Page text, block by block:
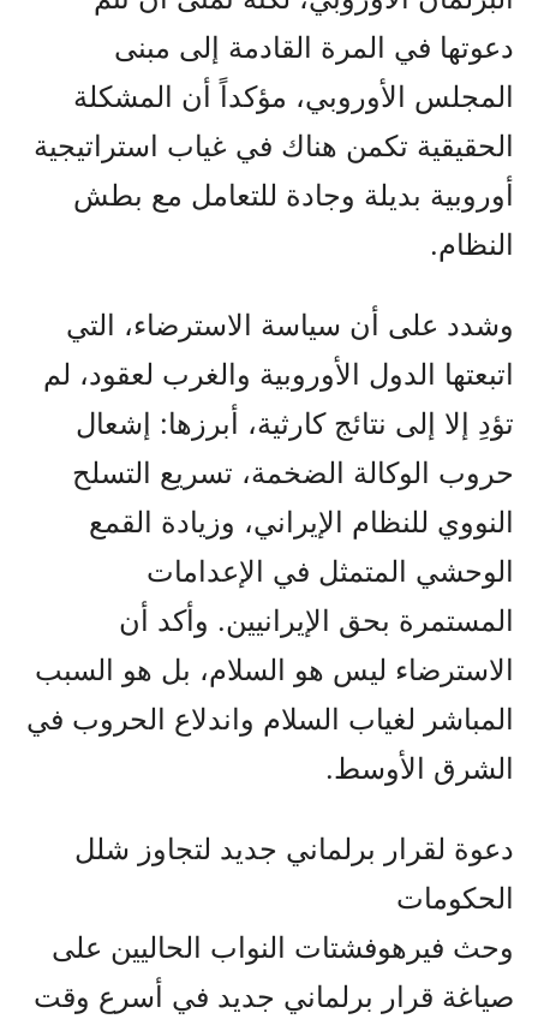
دعوتها في المرة القادمة إلى مبنى
المجلس الأوروبي، مؤكداً أن المشكلة
الحقيقية تكمن هناك في غياب استراتيجية
أوروبية بديلة وجادة للتعامل مع بطش
النظام.
وشدد على أن سياسة الاسترضاء، التي
اتبعتها الدول الأوروبية والغرب لعقود، لم
تؤدِ إلا إلى نتائج كارثية، أبرزها: إشعال
حروب الوكالة الضخمة، تسريع التسلح
النووي للنظام الإيراني، وزيادة القمع
الوحشي المتمثل في الإعدامات
المستمرة بحق الإيرانيين. وأكد أن
الاسترضاء ليس هو السلام، بل هو السبب
المباشر لغياب السلام واندلاع الحروب في
الشرق الأوسط.
دعوة لقرار برلماني جديد لتجاوز شلل
الحكومات
وحث فيرهوفشتات النواب الحاليين على
صياغة قرار برلماني جديد في أسرع وقت